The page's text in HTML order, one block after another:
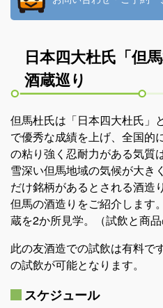
日本四大杜氏「但
酒蔵巡り
但馬杜氏は「日本四大杜氏」
で優秀な成績を上げ、全国的
の粘り強く忍耐力がある気質
雪深い但馬地域の気候が大き
だけ銘柄があるとされる酒造
但馬の酒造りをご紹介します
蔵を2か所見学。（試飲と商品
此の友酒造での試飲は有料で
の試飲が可能となります。
スケジュール